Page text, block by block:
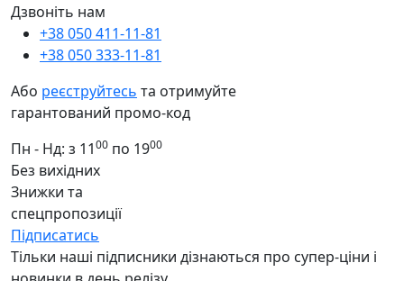
Дзвоніть нам
+38 050 411-11-81
+38 050 333-11-81
Або реєструйтесь та отримуйте
гарантований промо-код
Пн - Нд: з 1100 по 1900
Без вихідних
Знижки та
спецпропозиції
Підписатись
Тільки наші підписники дізнаються про супер-ціни і